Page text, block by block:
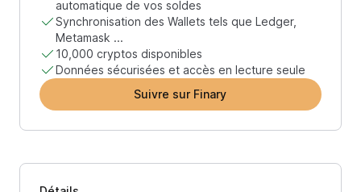
automatique de vos soldes
Synchronisation des Wallets tels que Ledger,
Metamask ...
10,000 cryptos disponibles
Données sécurisées et accès en lecture seule
Suivre sur Finary